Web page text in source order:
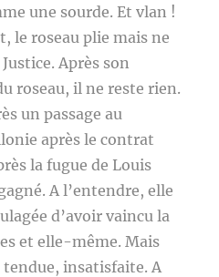
une sourde. Et vlan !
le roseau plie mais ne
Après son
roseau, il ne reste rien.
un passage au
après le contrat
la fugue de Louis
A l’entendre, elle
d’avoir vaincu la
et elle-même. Mais
insatisfaite. A